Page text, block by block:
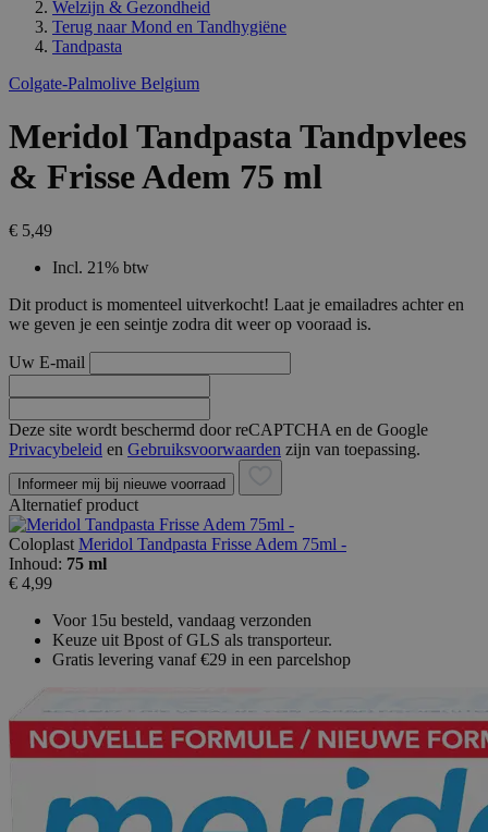
Welzijn & Gezondheid
Terug naar Mond en Tandhygiëne
Tandpasta
Colgate-Palmolive Belgium
Meridol Tandpasta Tandpvlees
& Frisse Adem 75 ml
€ 5,49
Incl. 21% btw
Dit product is momenteel uitverkocht! Laat je emailadres achter en
we geven je een seintje zodra dit weer op vooraad is.
Uw E-mail
Deze site wordt beschermd door reCAPTCHA en de Google
Privacybeleid en Gebruiksvoorwaarden zijn van toepassing.
Informeer mij bij nieuwe voorraad
Alternatief product
Coloplast Meridol Tandpasta Frisse Adem 75ml -
Inhoud: 75 ml
€ 4,99
Voor 15u besteld, vandaag verzonden
Keuze uit Bpost of GLS als transporteur.
Gratis levering vanaf €29 in een parcelshop